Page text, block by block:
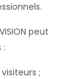
peut
:
;